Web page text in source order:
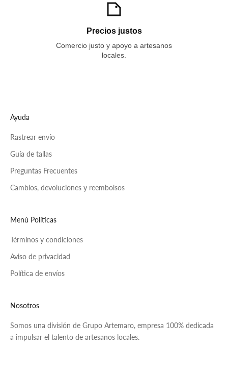
Precios justos
Comercio justo y apoyo a artesanos
locales.
Ayuda
Rastrear envío
Guía de tallas
Preguntas Frecuentes
Cambios, devoluciones y reembolsos
Menú Políticas
Términos y condiciones
Aviso de privacidad
Política de envíos
Nosotros
Somos una división de Grupo Artemaro, empresa 100% dedicada
a impulsar el talento de artesanos locales.